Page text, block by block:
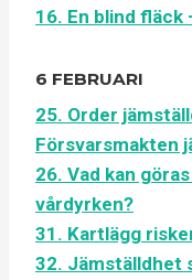
16. En blind
6 FEBRUARI
25. Order
Försvarsmakten
26. Vad kan
vårdyrken?
31. Kartlägg
32. Jämställdhet